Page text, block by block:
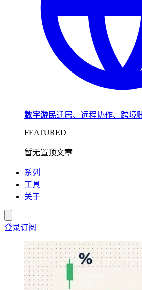
数字游民迁居、远程协作、跨境
FEATURED
暂无置顶文章
系列
工具
关于
登录订阅